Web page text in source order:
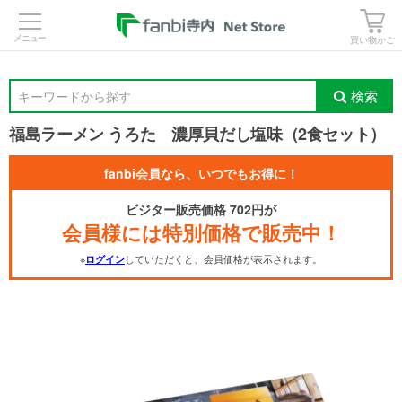
買い物かご
キーワードから探す 検索
福島ラーメン うろた 濃厚貝だし塩味（2食セット）
fanbi会員なら、いつでもお得に！
ビジター販売価格 702円が
会員様には特別価格で販売中！
※ログインしていただくと、会員価格が表示されます。